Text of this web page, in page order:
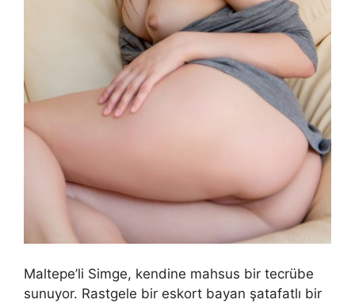
Maltepe’li Simge, kendine mahsus bir tecrübe
sunuyor. Rastgele bir eskort bayan şatafatlı bir